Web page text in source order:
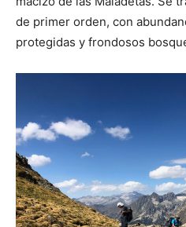
de primer orden, con
protegidas y frondosos